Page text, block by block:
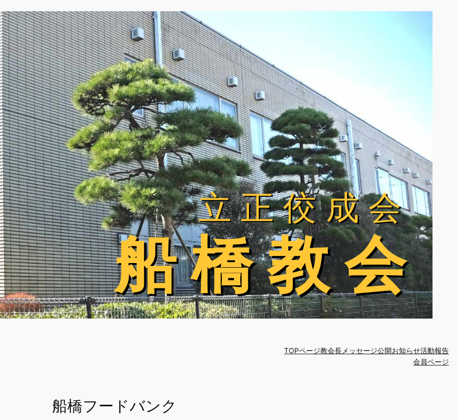
立正佼成会
立正佼成会
船 橋 教 会
船 橋 教 会
TOPページ教会長メッセージ公開お知らせ活動報告
会員ページ
船橋フードバンク